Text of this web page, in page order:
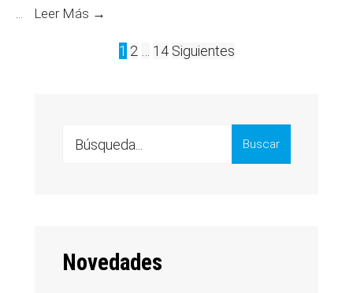
... Leer Más →
Concurso
1 2 … 14 Siguientes
Search
Buscar
Novedades